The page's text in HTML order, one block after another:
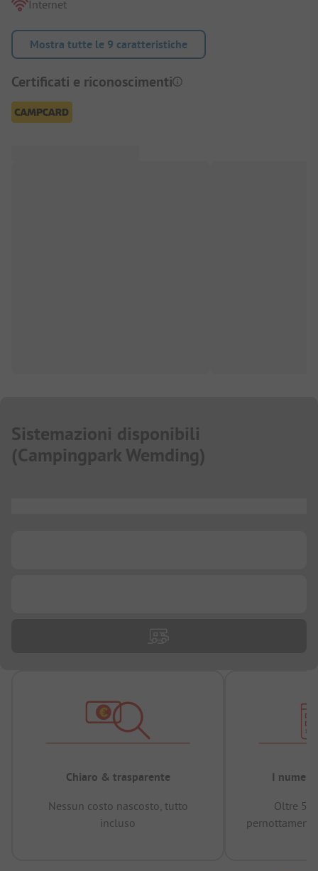
Internet
Mostra tutte le 9 caratteristiche
Certificati e riconoscimenti
Sistemazioni disponibili
(Campingpark Wemding)
Chiaro & trasparente
Nessun costo nascosto, tutto
incluso
I numeri
Oltre